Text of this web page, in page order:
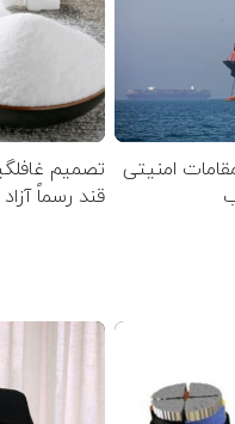
امنیتی تصمیم
قند رسماً